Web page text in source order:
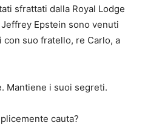
sfrattati dalla Royal Lodge
Epstein sono venuti
suo fratello, re Carlo, a
Mantiene i suoi segreti.
cauta?